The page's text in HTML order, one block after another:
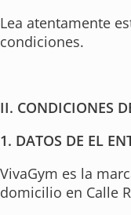
Lea atentamente
condiciones.
II. CONDICIONES
1. DATOS DE EL
VivaGym es la
domicilio en Calle